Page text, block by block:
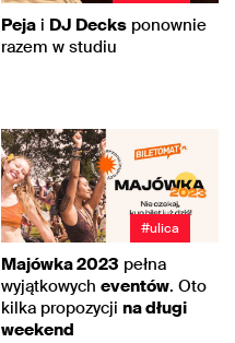
Peja i DJ Decks ponownie
razem w studiu
#ulica
Majówka 2023 pełna
wyjątkowych eventów. Oto
kilka propozycji na długi
weekend